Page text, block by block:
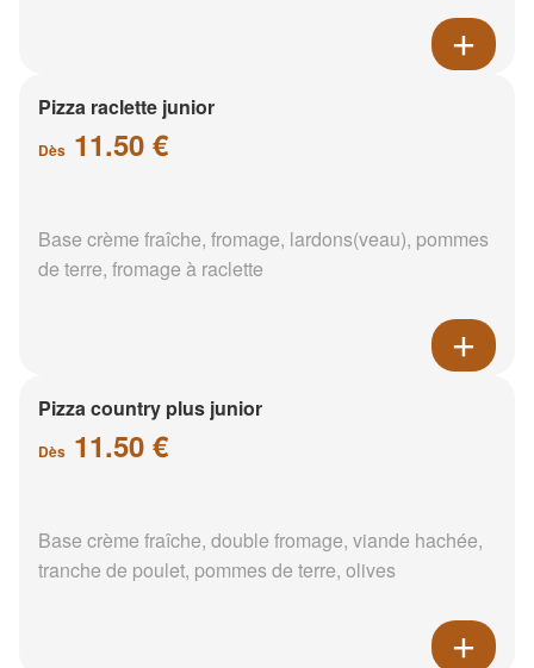
Pizza raclette junior
Dès 11.50 €
Base crème fraîche, fromage, lardons(veau), pommes
de terre, fromage à raclette
Pizza country plus junior
Dès 11.50 €
Base crème fraîche, double fromage, viande hachée,
tranche de poulet, pommes de terre, olives